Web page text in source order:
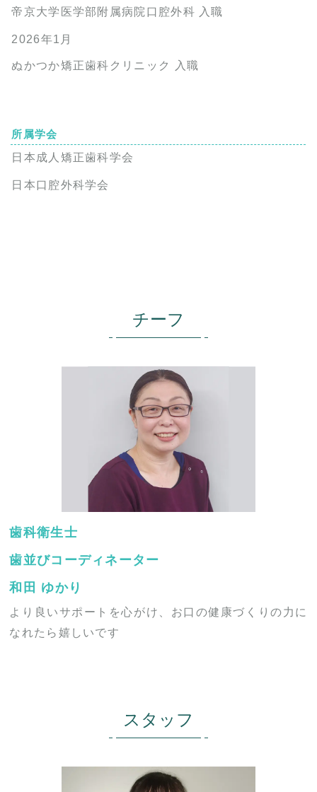
帝京大学医学部附属病院口腔外科 入職
2026年1月
ぬかつか矯正歯科クリニック 入職
所属学会
日本成人矯正歯科学会
日本口腔外科学会
チーフ
歯科衛生士
歯並びコーディネーター
和田 ゆかり
より良いサポートを心がけ、お口の健康づくりの力に
なれたら嬉しいです
スタッフ